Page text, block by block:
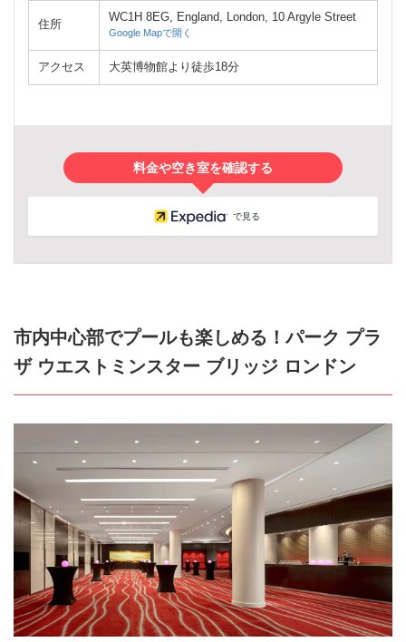
住所
WC1H 8EG, England, London, 10 Argyle Street
Google Mapで開く
アクセス 大英博物館より徒歩18分
料金や空き室を確認する
で見る
市内中心部でプールも楽しめる！パーク プラ
ザ ウエストミンスター ブリッジ ロンドン